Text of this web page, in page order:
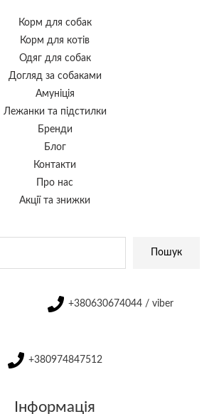
Корм для собак
Корм для котів
Одяг для собак
Догляд за собаками
Амуніція
Лежанки та підстилки
Бренди
Блог
Контакти
Про нас
Акції та знижки
Пошук
+380630674044 / viber
+380974847512
Інформація